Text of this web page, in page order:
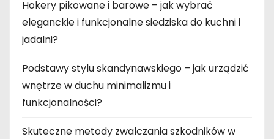
Hokery pikowane i barowe – jak wybrać
eleganckie i funkcjonalne siedziska do kuchni i
jadalni?
Podstawy stylu skandynawskiego – jak urządzić
wnętrze w duchu minimalizmu i
funkcjonalności?
Skuteczne metody zwalczania szkodników w